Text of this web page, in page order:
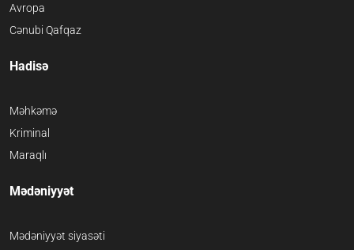
Avropa
Cənubi Qafqaz
Hadisə
Məhkəmə
Kriminal
Maraqlı
Mədəniyyət
Mədəniyyət siyasəti